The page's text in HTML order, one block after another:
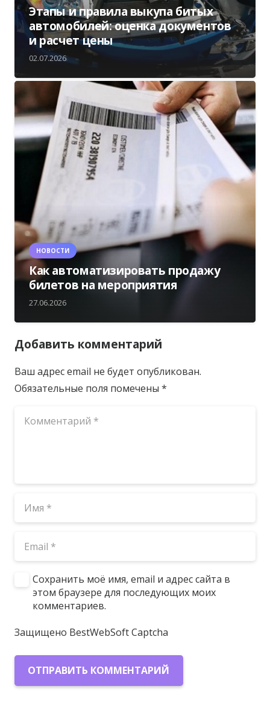
Этапы и правила выкупа битых
автомобилей: оценка документов
и расчет цены
02.07.2026
НОВОСТИ
Как автоматизировать продажу
билетов на мероприятия
27.06.2026
Добавить комментарий
Ваш адрес email не будет опубликован.
Обязательные поля помечены *
Сохранить моё имя, email и адрес сайта в
этом браузере для последующих моих
комментариев.
Защищено BestWebSoft Captcha
ОТПРАВИТЬ КОММЕНТАРИЙ